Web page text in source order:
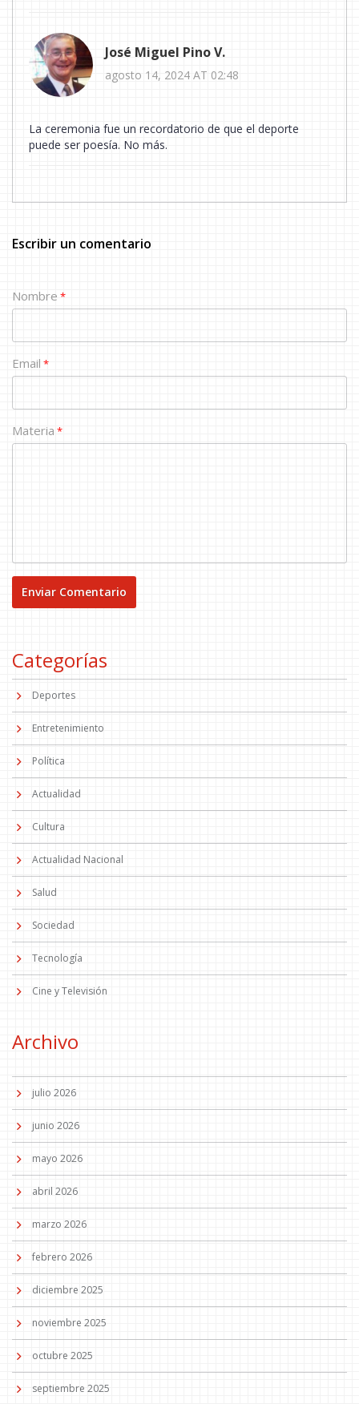
José Miguel Pino V.
agosto 14, 2024 AT 02:48
La ceremonia fue un recordatorio de que el deporte
puede ser poesía. No más.
Escribir un comentario
Nombre *
Email *
Materia *
Categorías
Deportes
Entretenimiento
Política
Actualidad
Cultura
Actualidad Nacional
Salud
Sociedad
Tecnología
Cine y Televisión
Archivo
julio 2026
junio 2026
mayo 2026
abril 2026
marzo 2026
febrero 2026
diciembre 2025
noviembre 2025
octubre 2025
septiembre 2025